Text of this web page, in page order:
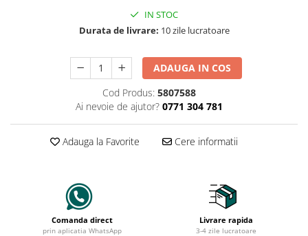
IN STOC
Durata de livrare: 10 zile lucratoare
ADAUGA IN COS
Cod Produs: 5807588
Ai nevoie de ajutor? 0771 304 781
Adauga la Favorite Cere informatii
Comanda direct
prin aplicatia WhatsApp
Livrare rapida
3-4 zile lucratoare